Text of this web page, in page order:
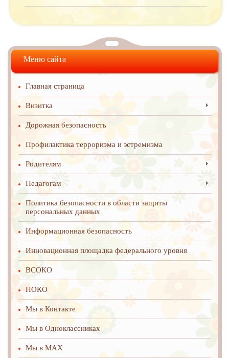
Меню сайта
Главная страница
Визитка
Дорожная безопасность
Профилактика терроризма и эстремизма
Родителям
Педагогам
Политика безопасности в области защиты
персональных данных
Информационная безопасность
Инновационная площадка федерального уровня
ВСОКО
НОКО
Мы в Контакте
Мы в Одноклассниках
Мы в MAX